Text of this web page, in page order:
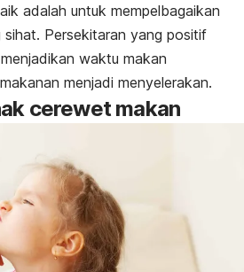
adalah untuk mempelbagaikan
sihat. Persekitaran yang positif
waktu makan
menjadi menyelerakan.
cerewet makan